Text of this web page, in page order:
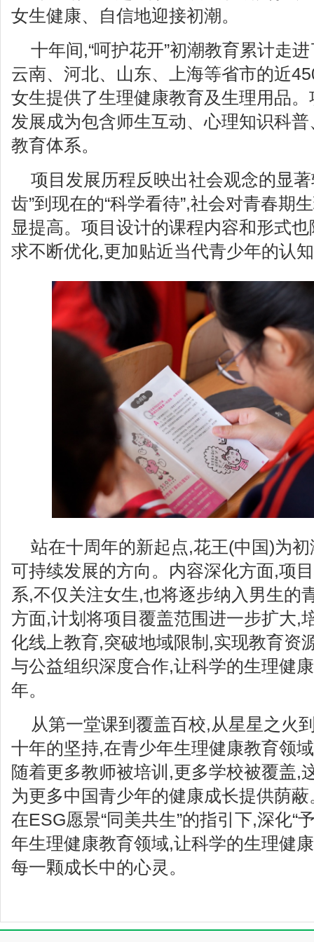
女生健康、自信地迎接初潮。
十年间,“呵护花开”初潮教育累计走
云南、河北、山东、上海等省市的近
女生提供了生理健康教育及生理用品
发展成为包含师生互动、心理知识科
教育体系。
项目发展历程反映出社会观念的显
齿”到现在的“科学看待”,社会对青春期
显提高。项目设计的课程内容和形式
求不断优化,更加贴近当代青少年的认
站在十周年的新起点,花王(中国)为
可持续发展的方向。内容深化方面,项
系,不仅关注女生,也将逐步纳入男生的
方面,计划将项目覆盖范围进一步扩大,
化线上教育,突破地域限制,实现教育资
与公益组织深度合作,让科学的生理健
年。
从第一堂课到覆盖百校,从星星之火
十年的坚持,在青少年生理健康教育领
随着更多教师被培训,更多学校被覆盖,
为更多中国青少年的健康成长提供荫
在ESG愿景“同美共生”的指引下,深化“
年生理健康教育领域,让科学的生理健
每一颗成长中的心灵。